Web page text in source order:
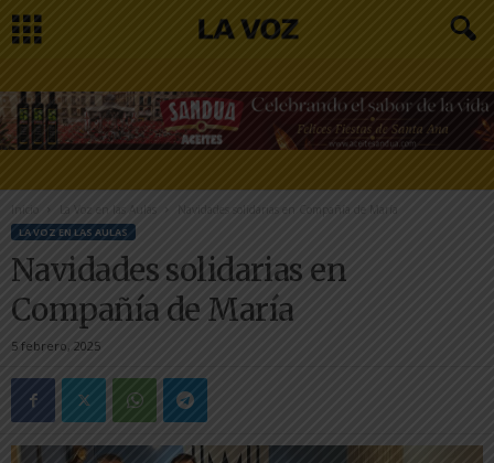
Inicio La Voz en las Aulas Navidades solidarias en Compañía de María
LA VOZ EN LAS AULAS
Navidades solidarias en
Compañía de María
5 febrero, 2025